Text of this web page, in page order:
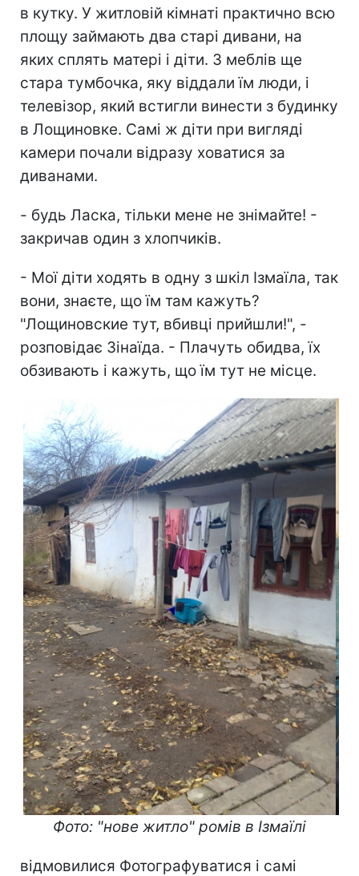
в кутку. У житловій кімнаті практично всю
площу займають два старі дивани, на
яких сплять матері і діти. З меблів ще
стара тумбочка, яку віддали їм люди, і
телевізор, який встигли винести з будинку
в Лощиновке. Самі ж діти при вигляді
камери почали відразу ховатися за
диванами.
- будь Ласка, тільки мене не знімайте! -
закричав один з хлопчиків.
- Мої діти ходять в одну з шкіл Ізмаїла, так
вони, знаєте, що їм там кажуть?
"Лощиновские тут, вбивці прийшли!", -
розповідає Зінаїда. - Плачуть обидва, їх
обзивають і кажуть, що їм тут не місце.
Фото: "нове житло" ромів в Ізмаїлі
відмовилися Фотографуватися і самі